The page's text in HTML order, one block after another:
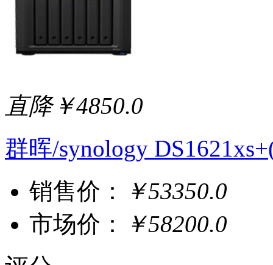
直降￥4850.0
群晖/synology
销售价：
￥53350.0
市场价：
￥58200.0